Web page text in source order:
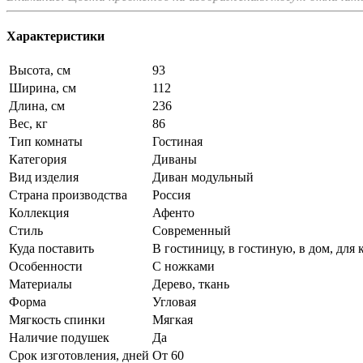
Характеристики
Высота, см
93
Ширина, см
112
Длина, см
236
Вес, кг
86
Тип комнаты
Гостиная
Категория
Диваны
Вид изделия
Диван модульный
Страна производства
Россия
Коллекция
Афенто
Стиль
Современный
Куда поставить
В гостиницу, в гостиную, в дом, для
Особенности
С ножками
Материалы
Дерево, ткань
Форма
Угловая
Мягкость спинки
Мягкая
Наличие подушек
Да
Срок изготовления, дней От 60